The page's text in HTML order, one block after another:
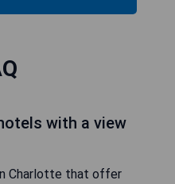
with a view
Charlotte that offer